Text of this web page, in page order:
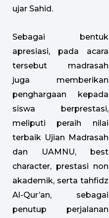
ujar Sahid.
Sebagai bentuk
apresiasi, pada acara
tersebut madrasah
juga memberikan
penghargaan kepada
siswa berprestasi,
meliputi peraih nilai
terbaik Ujian Madrasah
dan UAMNU, best
character, prestasi non
akademik, serta tahfidz
Al-Qur’an, sebagai
penutup perjalanan